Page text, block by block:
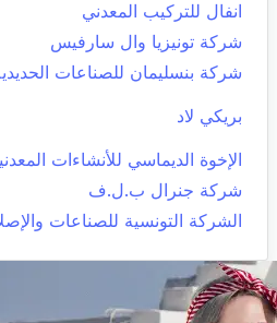
انفال للتركيب المعدني
شركة تونيزيا وال سارفيس
شركة بنسليمان للصناعات
بريكي لاد
الإخوة الديماسي للأنشاءات
شركة جنرال ب.ل.ف
الشركة التونسية للصناعات